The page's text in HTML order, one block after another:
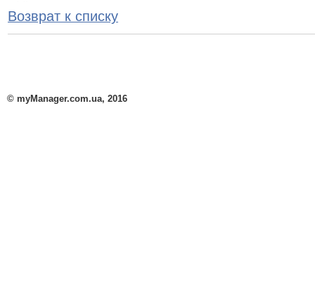
Возврат к списку
© myManager.com.ua, 2016